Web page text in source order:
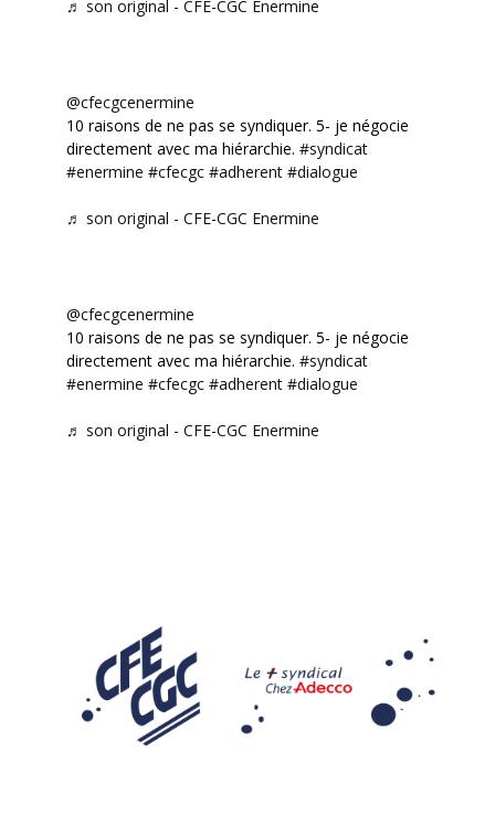
♬ son original - CFE-CGC Enermine
@cfecgcenermine
10 raisons de ne pas se syndiquer. 5- je négocie
directement avec ma hiérarchie. #syndicat
#enermine #cfecgc #adherent #dialogue
♬ son original - CFE-CGC Enermine
@cfecgcenermine
10 raisons de ne pas se syndiquer. 5- je négocie
directement avec ma hiérarchie. #syndicat
#enermine #cfecgc #adherent #dialogue
♬ son original - CFE-CGC Enermine